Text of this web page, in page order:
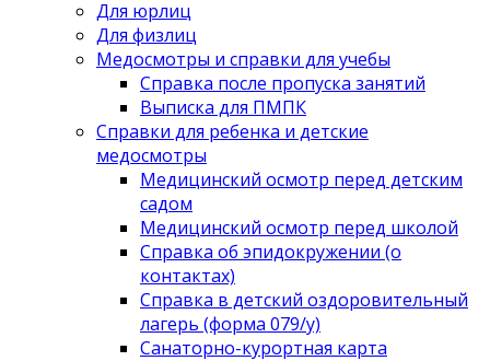
Для юрлиц
Для физлиц
Медосмотры и справки для учебы
Справка после пропуска занятий
Выписка для ПМПК
Справки для ребенка и детские
медосмотры
Медицинский осмотр перед детским
садом
Медицинский осмотр перед школой
Справка об эпидокружении (о
контактах)
Справка в детский оздоровительный
лагерь (форма 079/у)
Санаторно-курортная карта